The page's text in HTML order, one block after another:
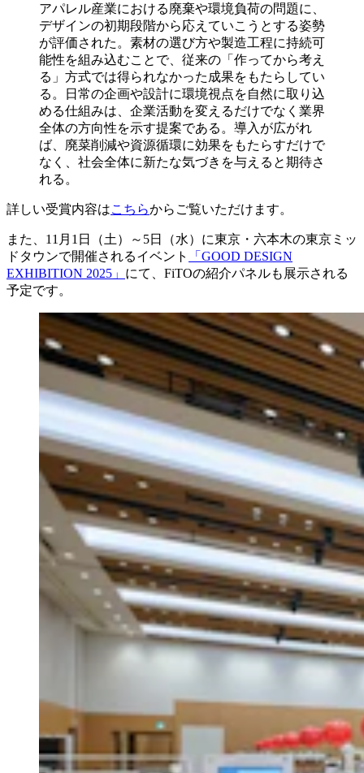
アパレル産業における廃棄や環境負荷の問題に、
デザインの初期段階から応えていこうとする姿勢
が評価された。素材の選び方や製造工程に持続可
能性を組み込むことで、従来の「作ってから考え
る」方式では得られなかった成果をもたらしてい
る。日常の企画や設計に環境視点を自然に取り込
める仕組みは、企業活動を変えるだけでなく業界
全体の方向性を示す提案である。導入が広がれ
ば、廃菜削減や資源循環に効果をもたらすだけで
なく、社会全体に新たな気づきを与えると期待さ
れる。
詳しい受賞内容はこちらからご覧いただけます。
また、11月1日（土）～5日（水）に東京・六本木の東京ミッ
ドタウンで開催されるイベント
「GOOD DESIGN
EXHIBITION 2025」 にて、FiTOの紹介パネルも展示される
予定です。